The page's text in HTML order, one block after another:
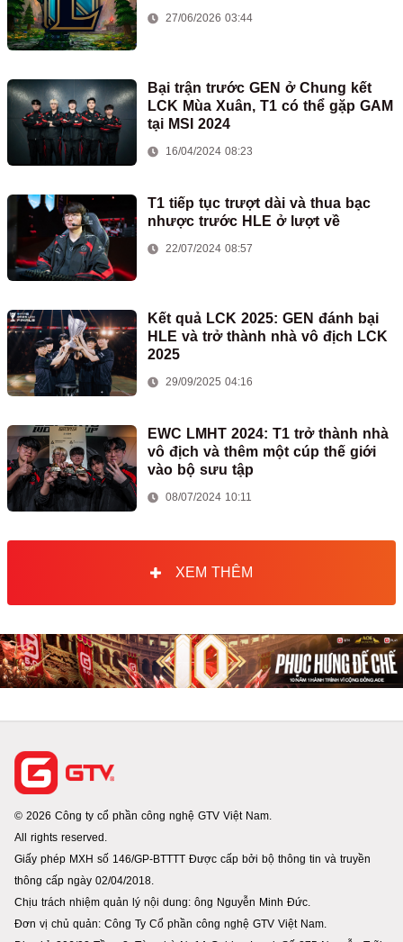
27/06/2026 03:44
Bại trận trước GEN ở Chung kết
LCK Mùa Xuân, T1 có thể gặp GAM
tại MSI 2024
16/04/2024 08:23
T1 tiếp tục trượt dài và thua bạc
nhược trước HLE ở lượt về
22/07/2024 08:57
Kết quả LCK 2025: GEN đánh bại
HLE và trở thành nhà vô địch LCK
2025
29/09/2025 04:16
EWC LMHT 2024: T1 trở thành nhà
vô địch và thêm một cúp thế giới
vào bộ sưu tập
08/07/2024 10:11
XEM THÊM
© 2026 Công ty cổ phần công nghệ GTV Việt Nam.
All rights reserved.
Giấy phép MXH số 146/GP-BTTTT Được cấp bởi bộ thông tin và truyền
thông cấp ngày 02/04/2018.
Chịu trách nhiệm quản lý nội dung: ông Nguyễn Minh Đức.
Đơn vị chủ quản: Công Ty Cổ phần công nghệ GTV Việt Nam.